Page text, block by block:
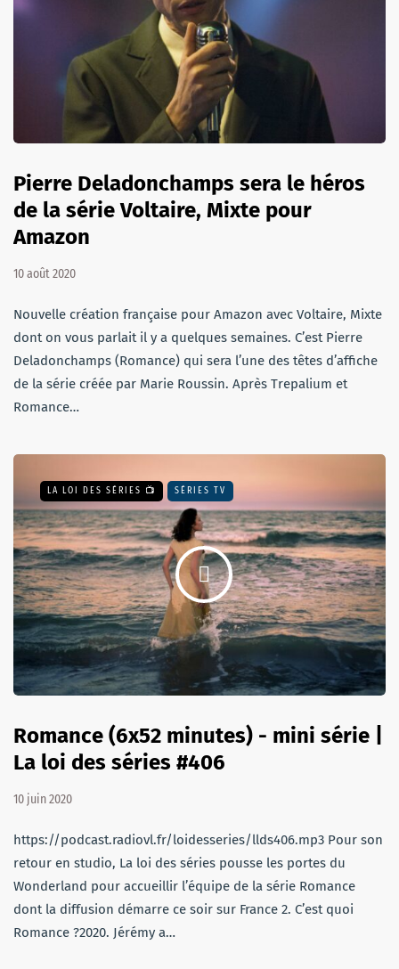
Pierre Deladonchamps sera le héros
de la série Voltaire, Mixte pour
Amazon
10 août 2020
Nouvelle création française pour Amazon avec Voltaire, Mixte
dont on vous parlait il y a quelques semaines. C’est Pierre
Deladonchamps (Romance) qui sera l’une des têtes d’affiche
de la série créée par Marie Roussin. Après Trepalium et
Romance…
LA LOI DES SÉRIES 📺 SÉRIES TV
Romance (6x52 minutes) - mini série |
La loi des séries #406
10 juin 2020
https://podcast.radiovl.fr/loidesseries/llds406.mp3 Pour son
retour en studio, La loi des séries pousse les portes du
Wonderland pour accueillir l’équipe de la série Romance
dont la diffusion démarre ce soir sur France 2. C’est quoi
Romance ?2020. Jérémy a…